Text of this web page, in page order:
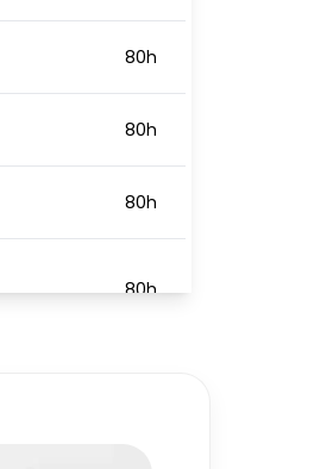
80h
80h
80h
80h